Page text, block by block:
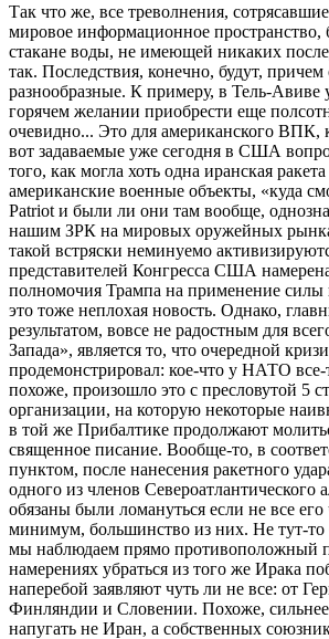
Так что же, все треволнения,
мировое информационное
стакане воды, не имеющей никаких
так. Последствия, конечно, будут,
разнообразные. К примеру, в Тель-Авиве
горячем желании приобрести еще
очевидно... Это для американского
вот задаваемые уже сегодня в США
того, как могла хоть одна иранская
американские военные объекты, «куда
Patriot и были ли они там вообще,
нашим ЗРК на мировых оружейных
такой встряски неминуемо
представителей Конгресса США
полномочия Трампа на применение
это тоже неплохая новость. Однако,
результатом, вовсе не радостным для
Запада», является то, что очередной
продемонстрировал: кое-что у НАТО
похоже, произошло это с пресловутой 5
организации, на которую некоторые
в той же Прибалтике продолжают
священное писание. Вообще-то, в
пунктом, после нанесения ракетного
одного из членов Североатлантического
обязаны были ломануться если не все
минимум, большинство из них. Не тут-то
мы наблюдаем прямо противоположный
намерениях убраться из того же Ирака
наперебой заявляют чуть ли не все: от
Финляндии и Словении. Похоже,
напугать не Иран, а собственных